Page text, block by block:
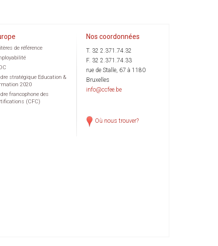
de référence
stratégique Education &
2020
francophone des
(CFC)
Nos coordonnées
T. 32 2.371.74.32
F. 32 2.371.74.33
rue de Stalle, 67 à 1180
Bruxelles
info@ccfee.be
Où nous trouver?